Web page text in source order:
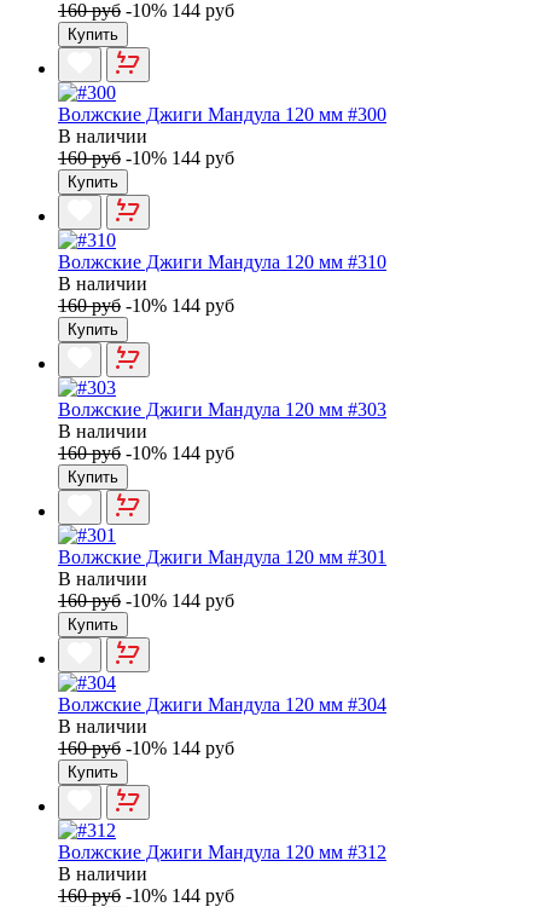
160 руб -10% 144 руб
Купить
Волжские Джиги Мандула 120 мм #300
В наличии
160 руб -10% 144 руб
Купить
Волжские Джиги Мандула 120 мм #310
В наличии
160 руб -10% 144 руб
Купить
Волжские Джиги Мандула 120 мм #303
В наличии
160 руб -10% 144 руб
Купить
Волжские Джиги Мандула 120 мм #301
В наличии
160 руб -10% 144 руб
Купить
Волжские Джиги Мандула 120 мм #304
В наличии
160 руб -10% 144 руб
Купить
Волжские Джиги Мандула 120 мм #312
В наличии
160 руб -10% 144 руб